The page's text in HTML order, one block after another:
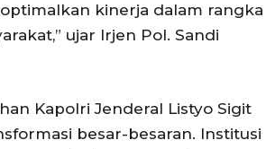
kinerja dalam rangka
ujar Irjen Pol. Sandi
Kapolri Jenderal Listyo Sigit
besar-besaran. Institusi